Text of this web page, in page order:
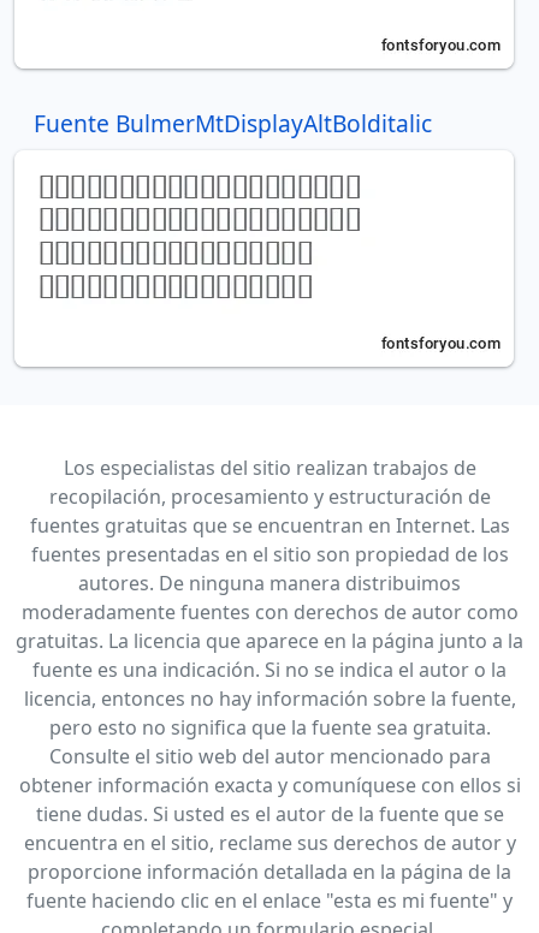
Fuente BulmerMtDisplayAltBolditalic
Los especialistas del sitio realizan trabajos de
recopilación, procesamiento y estructuración de
fuentes gratuitas que se encuentran en Internet. Las
fuentes presentadas en el sitio son propiedad de los
autores. De ninguna manera distribuimos
moderadamente fuentes con derechos de autor como
gratuitas. La licencia que aparece en la página junto a la
fuente es una indicación. Si no se indica el autor o la
licencia, entonces no hay información sobre la fuente,
pero esto no significa que la fuente sea gratuita.
Consulte el sitio web del autor mencionado para
obtener información exacta y comuníquese con ellos si
tiene dudas. Si usted es el autor de la fuente que se
encuentra en el sitio, reclame sus derechos de autor y
proporcione información detallada en la página de la
fuente haciendo clic en el enlace "esta es mi fuente" y